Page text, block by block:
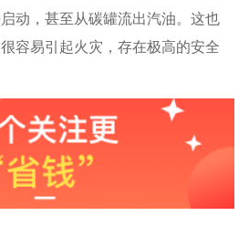
动，甚至从碳罐流出汽油。这也
容易引起火灾，存在极高的安全